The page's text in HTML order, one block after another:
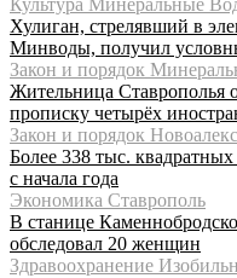
Хулиган, стрелявший в
Минводы, получил
Закон и порядок
Жительница Ставрополья
прописку четырёх
Закон и порядок
Более 338 тыс.
с начала года
Экономика Ставрополь
В станице
обследовал 20 женщин
Здравоохранение